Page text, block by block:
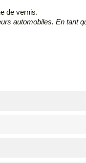
de vernis.
automobiles. En tant